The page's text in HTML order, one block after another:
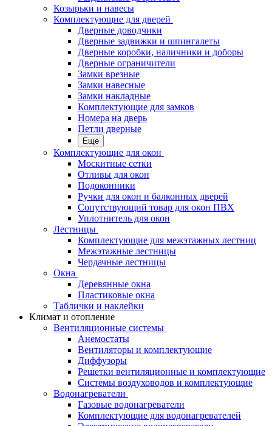
Козырьки и навесы
Комплектующие для дверей
Дверные доводчики
Дверные задвижки и шпингалеты
Дверные коробки, наличники и доборы
Дверные ограничители
Замки врезные
Замки навесные
Замки накладные
Комплектующие для замков
Номера на дверь
Петли дверные
Еще
Комплектующие для окон
Москитные сетки
Отливы для окон
Подоконники
Ручки для окон и балконных дверей
Сопутствующий товар для окон ПВХ
Уплотнитель для окон
Лестницы
Комплектующие для межэтажных лестниц
Межэтажные лестницы
Чердачные лестницы
Окна
Деревянные окна
Пластиковые окна
Таблички и наклейки
Климат и отопление
Вентиляционные системы
Анемостаты
Вентиляторы и комплектующие
Диффузоры
Решетки вентиляционные и комплектующие
Системы воздуховодов и комплектующие
Водонагреватели
Газовые водонагреватели
Комплектующие для водонагревателей